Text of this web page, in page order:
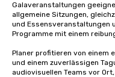
Galaveranstaltungen
allgemeine Sitzungen,
und Essensveranstaltungen
Programme mit einem
Planer profitieren von einem
und einem zuverlässigen
audiovisuellen Teams vor